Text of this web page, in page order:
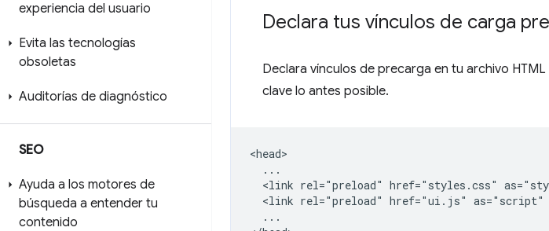
experiencia del usuario
Evita las tecnologías
obsoletas
Auditorías de diagnóstico
SEO
Ayuda a los motores de
búsqueda a entender tu
contenido
Declara tus vínculos de carga
Declara vínculos de precarga en tu archivo
clave lo antes posible.
<head>
  ...
<link rel="preload" href="styles.css"
<link rel="preload" href="ui.js" as="script"
  ...